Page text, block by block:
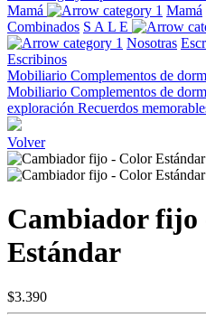
Mamá
Mamá
Combinados S A L E
Nosotras
Escribinos
Mobiliario Complementos de
Mobiliario Complementos de
exploración Recuerdos
Volver
Cambiador fijo
Estándar
$3.390